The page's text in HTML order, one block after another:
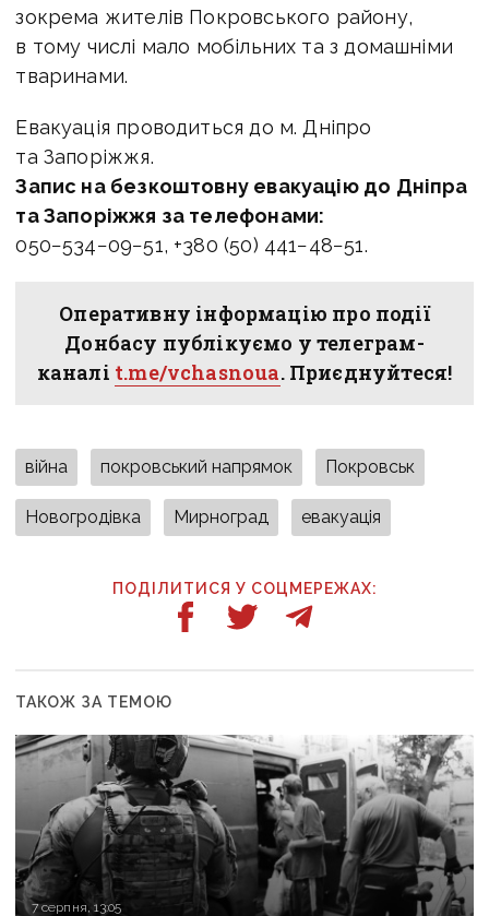
зокрема жителів Покровського району,
в тому числі мало мобільних та з домашніми
тваринами.
Евакуація проводиться до м. Дніпро
та Запоріжжя.
Запис на безкоштовну евакуацію до Дніпра
та Запоріжжя за телефонами:
050−534−09−51, +380 (50) 441−48−51.
Оперативну інформацію про події
Донбасу публікуємо у телеграм-
каналі t.me/vchasnoua. Приєднуйтеся!
війна покровський напрямок Покровськ
Новогродівка Мирноград евакуація
ПОДІЛИТИСЯ У СОЦМЕРЕЖАХ:
ТАКОЖ ЗА ТЕМОЮ
7 серпня, 13:05